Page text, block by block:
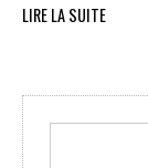
LIRE LA SUITE